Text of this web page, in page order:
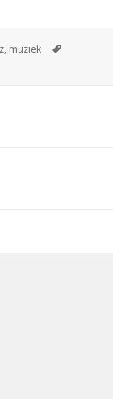
, muziek